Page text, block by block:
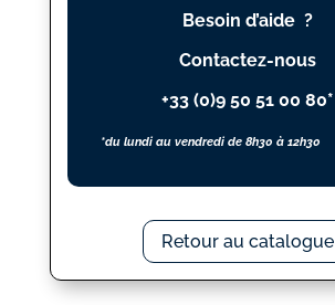
Besoin d’aide ?
Contactez-nous
+33 (0)9 50 51 00 80*
*du lundi au vendredi de 8h30 à 12h30
Retour au catalogue